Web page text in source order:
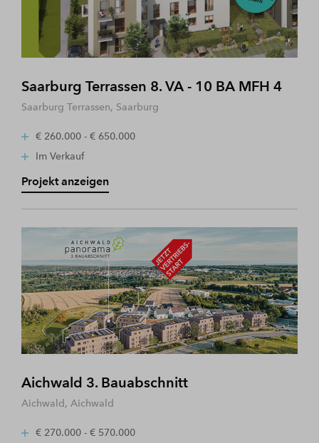
Saarburg Terrassen 8. VA - 10 BA MFH 4
Saarburg Terrassen, Saarburg
€ 260.000 - € 650.000
Im Verkauf
Projekt anzeigen
Aichwald 3. Bauabschnitt
Aichwald, Aichwald
€ 270.000 - € 570.000